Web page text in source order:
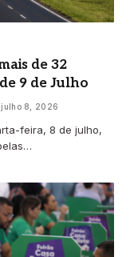
de 32
9 de Julho
julho 8, 2026
feira, 8 de julho,